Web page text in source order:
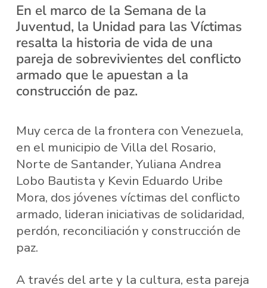
En el marco de la Semana de la
Juventud, la Unidad para las Víctimas
resalta la historia de vida de una
pareja de sobrevivientes del conflicto
armado que le apuestan a la
construcción de paz.
Muy cerca de la frontera con Venezuela,
en el municipio de Villa del Rosario,
Norte de Santander, Yuliana Andrea
Lobo Bautista y Kevin Eduardo Uribe
Mora, dos jóvenes víctimas del conflicto
armado, lideran iniciativas de solidaridad,
perdón, reconciliación y construcción de
paz.
A través del arte y la cultura, esta pareja